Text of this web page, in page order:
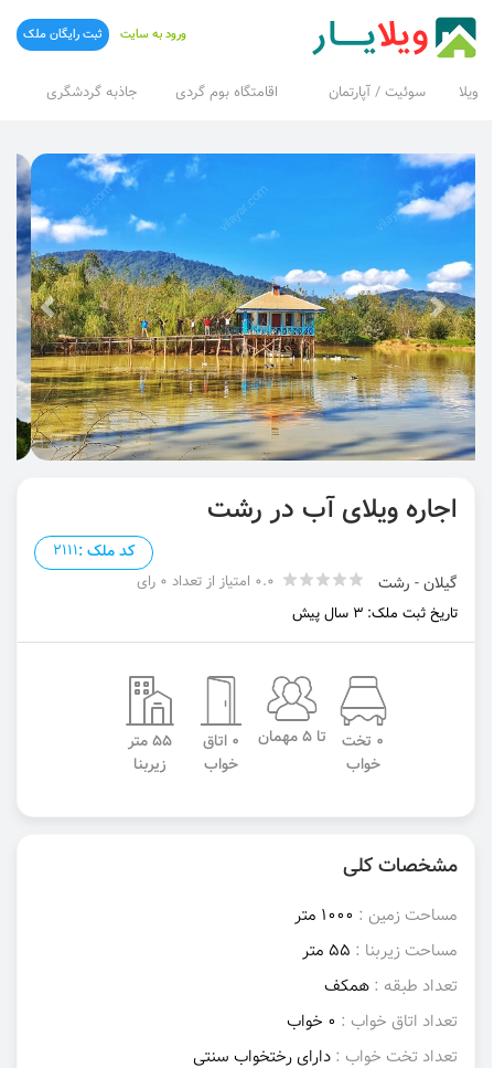
ویلا سوئیت / آپارتمان اقامتگاه بوم گردی جاذبه گردشگری
ورود به سایت ثبت رایگان ملک
اجاره ویلای آب در رشت
کد ملک :2111
گیلان - رشت
0.0 امتیاز از تعداد 0 رای
تاریخ ثبت ملک: 3 سال پیش
0 تخت
خواب
تا 5 مهمان
0 اتاق
خواب
55 متر
زیربنا
مشخصات کلی
مساحت زمین : 1000 متر
مساحت زیربنا : 55 متر
تعداد طبقه : همکف
تعداد اتاق خواب : 0 خواب
تعداد تخت خواب : دارای رختخواب سنتی